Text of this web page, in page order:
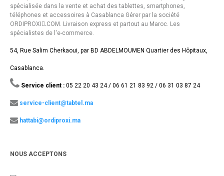
spécialisée dans la vente et achat des tablettes, smartphones,
téléphones et accessoires à Casablanca Gérer par la société
ORDIPROXI.ِCOM. Livraison express et partout au Maroc. Les
spécialistes de l'e-commerce.
54, Rue Salim Cherkaoui, par BD ABDELMOUMEN Quartier des Hôpitaux,
Casablanca.
Service client : 05 22 20 43 24 / 06 61 21 83 92 / 06 31 03 87 24
service-client@tabtel.ma
hattabi@ordiproxi.ma
NOUS ACCEPTONS